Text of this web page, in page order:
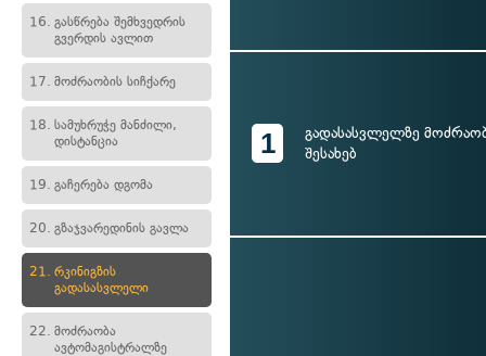
16. გასწრება შემხვედრის
გვერდის ავლით
17. მოძრაობის სიჩქარე
18. სამუხრუჭე მანძილი,
დისტანცია
19. გაჩერება დგომა
20. გზაჯვარედინის გავლა
21. რკინიგზის
გადასასვლელი
22. მოძრაობა
ავტომაგისტრალზე
1
გადასასვლელზე
შესახებ